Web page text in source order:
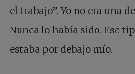
el trabajo”. Yo no era una
Nunca lo había sido. Ese
estaba por debajo mío.